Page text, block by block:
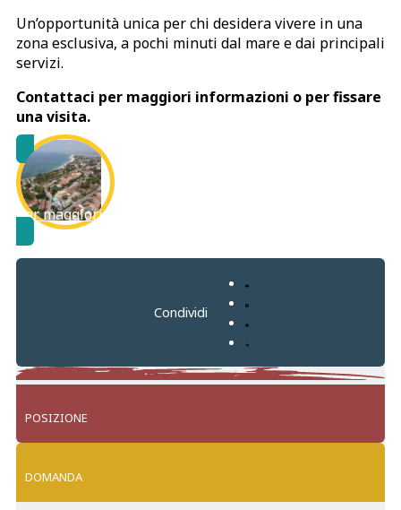
Un’opportunità unica per chi desidera vivere in una
zona esclusiva, a pochi minuti dal mare e dai principali
servizi.
Contattaci per maggiori informazioni o per fissare
una visita.
Per maggiori informazioni su
Condividi
POSIZIONE
DOMANDA